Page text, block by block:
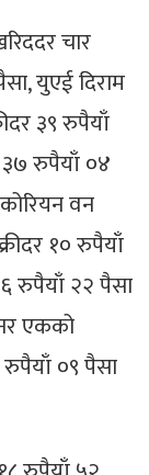
चार
युएई दिराम
३९ रुपैयाँ
रुपैयाँ ०४
वन
१० रुपैयाँ
रुपैयाँ २२ पैसा
एकको
रुपैयाँ ०९ पैसा